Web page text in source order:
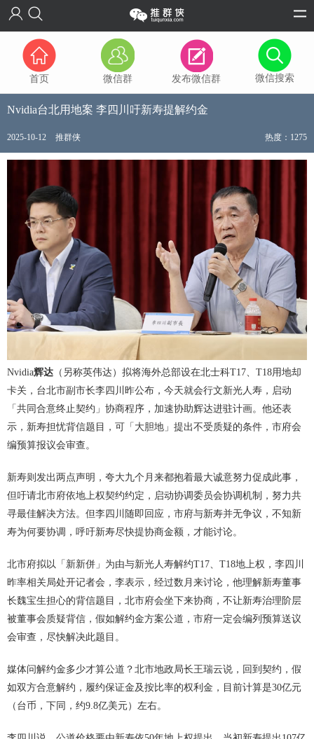
首页 微信群 发布微信群 微信搜索
Nvidia台北用地案 李四川吁新寿提解约金
2025-10-12 推群侠 热度：1275
Nvidia辉达 （另称英伟达）拟将海外总部设在北士科T17、T18用地却
卡关，台北市副市长李四川昨公布，今天就会行文新光人寿，启动
「共同合意终止契约」协商程序，加速协助辉达进驻计画。他还表
示，新寿担忧背信题目，可「大胆地」提出不受质疑的条件，市府会
编预算报议会审查。
新寿则发出两点声明，夸大九个月来都抱着最大诚意努力促成此事，
但吁请北市府依地上权契约约定，启动协调委员会协调机制，努力共
寻最佳解决方法。但李四川随即回应，市府与新寿并无争议，不知新
寿为何要协调，呼吁新寿尽快提协商金额，才能讨论。
北市府拟以「新新併」为由与新光人寿解约T17、T18地上权，李四川
昨率相关局处开记者会，李表示，经过数月来讨论，他理解新寿董事
长魏宝生担心的背信题目，北市府会坐下来协商，不让新寿治理阶层
被董事会质疑背信，假如解约金方案公道，市府一定会编列预算送议
会审查，尽快解决此题目。
媒体问解约金多少才算公道？北市地政局长王瑞云说，回到契约，假
如双方合意解约，履约保证金及按比率的权利金，目前计算是30亿元
（台币，下同，约9.8亿美元）左右。